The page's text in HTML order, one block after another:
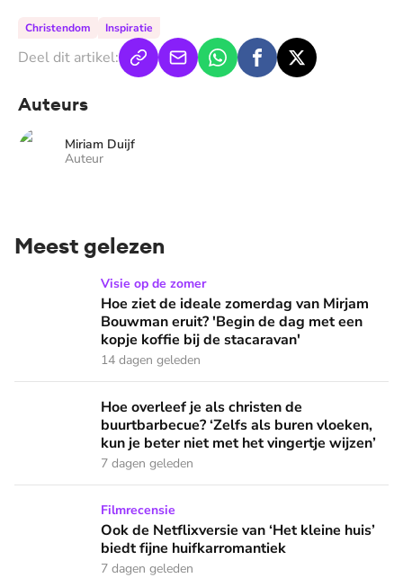
Christendom Inspiratie
Deel dit artikel:
Auteurs
Miriam Duijf
Auteur
Meest gelezen
Hoe ziet de ideale zomerdag van Mirjam Bouwman eruit?
Visie op de zomer
Hoe ziet de ideale zomerdag van Mirjam
Bouwman eruit? 'Begin de dag met een
kopje koffie bij de stacaravan'
14 dagen geleden
Hoe overleef je als christen de buurtbarbecue? ‘Zelfs als
Hoe overleef je als christen de
buurtbarbecue? ‘Zelfs als buren vloeken,
kun je beter niet met het vingertje wijzen’
7 dagen geleden
Ook de Netflixversie van ‘Het kleine huis’ biedt fijne
Filmrecensie
Ook de Netflixversie van ‘Het kleine huis’
biedt fijne huifkarromantiek
7 dagen geleden